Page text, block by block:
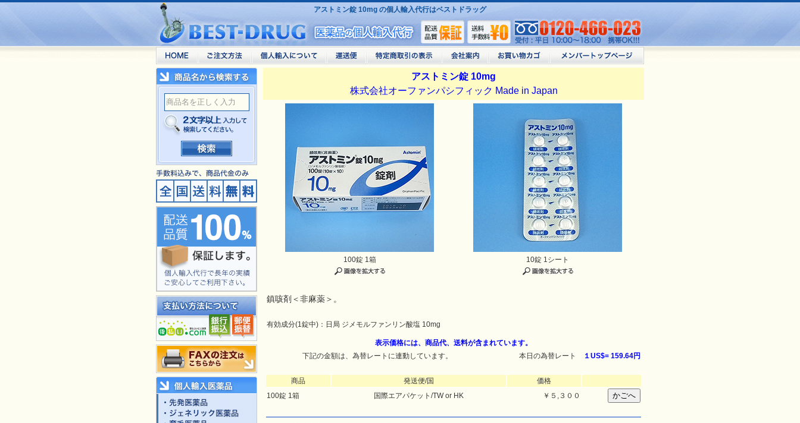
アストミン錠 10mg の個人輸入代行はベストドラッグ
アストミン錠 10mg
株式会社オーファンパシフィック Made in Japan
100錠 1箱 10錠 1シート
鎮咳剤＜非麻薬＞。
有効成分(1錠中)：日局 ジメモルファンリン酸塩 10mg
表示価格には、商品代、送料が含まれています。
下記の金額は、為替レートに連動しています。
本日の為替レート １US$= 159.64円
商品 発送便/国
価格
100錠 1箱
国際エアパケット/TW or HK ￥５,３００